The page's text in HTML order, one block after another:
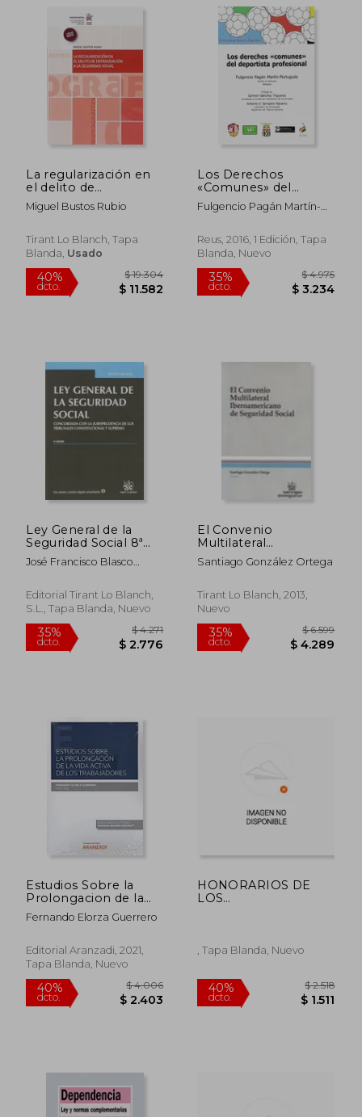
dcto. $ 677 dcto.
40%
dcto.
40%
dcto. $
La regularización en
el delito de
defraudación a la
Seguridad Social
Miguel Bustos Rubio
Tirant Lo Blanch, Tapa
Blanda, Usado
40%
dcto.
$ 19.304
Los Derechos
«Comunes» del
Deportista
Profesional (Derecho
Fulgencio Pagán Martín-
Reus, 2016, 1 Edición, Tapa
Blanda, Nuevo
35%
Ley General de la
Seguridad Social 8ª
Ed. 2014 (Textos
Legales)
José Francisco Blasco
Editorial Tirant Lo Blanch,
S.L., Tapa Blanda, Nuevo
El Convenio
Multilateral
Iberoamericano De
Seguridad Social
Santiago González Ortega
Tirant Lo Blanch, 2013,
Nuevo
Estudios Sobre la
Prolongacion de la
Vida Activa de los
Trabajado
Fernando Elorza Guerrero
Editorial Aranzadi, 2021,
Tapa Blanda, Nuevo
HONORARIOS DE
LOS
PORTUGUES
, Tapa Blanda, Nuevo